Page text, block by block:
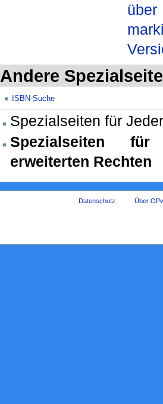
über
Andere
ISBN-Suche
Spezialseiten für
Spezialseiten
erweiterten Rechten
Datenschutz Über